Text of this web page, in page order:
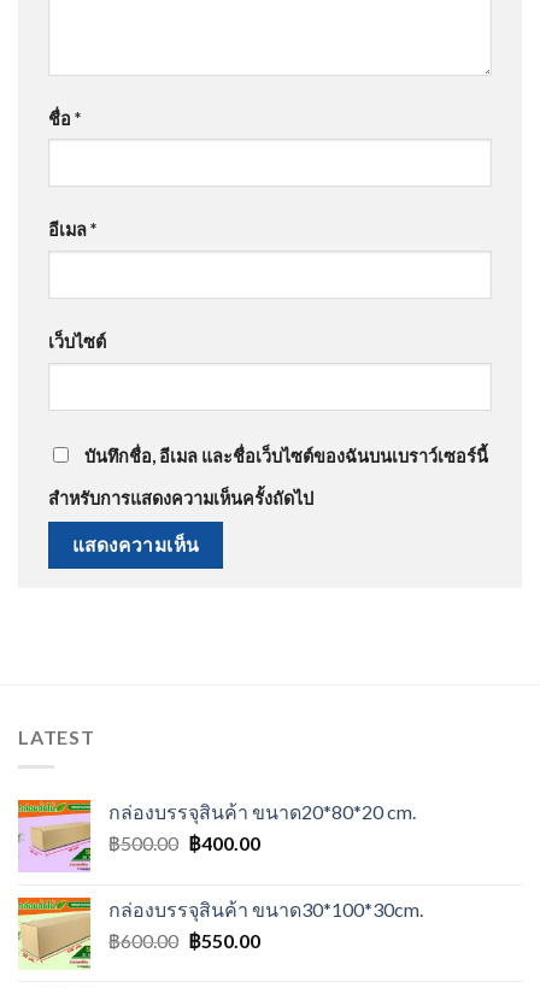
ชื่อ *
อีเมล*
เว็บไซต์
บันทึกชื่อ, อีเมล และชื่อเว็บไซต์ของฉันบนเบราว์เซอร์นี้
สำหรับการแสดงความเห็นครั้งถัดไป
LATEST
กล่องบรรจุสินค้า ขนาด20*80*20 cm.
฿500.00 Original
฿500.00.
฿400.00Current
฿400.00.
กล่องบรรจุสินค้า ขนาด30*100*30cm.
฿600.00 Original
฿550.00Current